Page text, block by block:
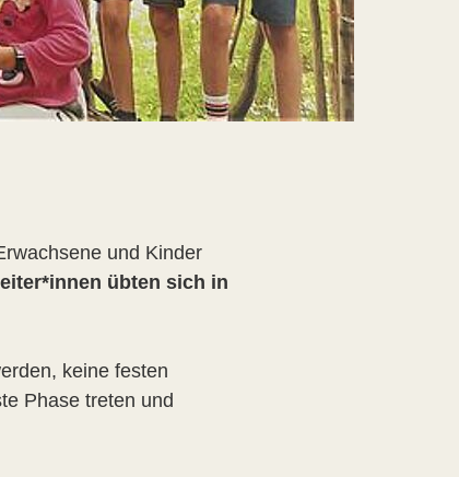
und Kinder
übten sich in
keine festen
Phase treten und